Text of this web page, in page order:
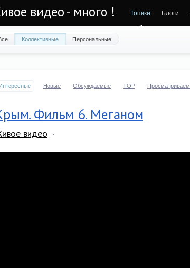
видео - много ! Топики Блоги
Коллективные Персональные
Новые Обсуждаемые TOP
Фильм 6. Меганом
видео